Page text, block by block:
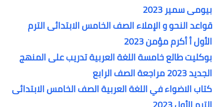
بيومى سمير 2023
قواعد النحو و الإملاء الصف الخامس الابتدائى الترم
الأول أ أكرم مؤمن 2023
بوكليت طالع خامسة اللغة العربية تدريب على المنهج
الجديد 2023 مراجعة الصف الرابع
كتاب الاضواء في اللغة العربية الصف الخامس الابتدائى